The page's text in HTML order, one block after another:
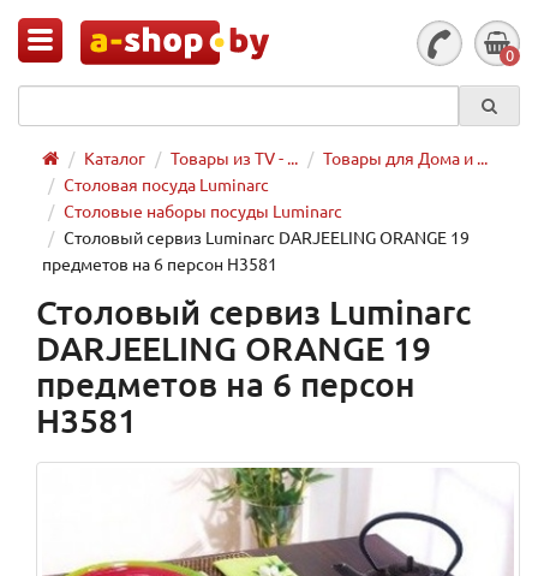
0
Каталог Товары из TV - ...
Товары для Дома и ...
Столовая посуда Luminarc
Столовые наборы посуды Luminarc
Столовый сервиз Luminarc DARJEELING ORANGE 19
предметов на 6 персон H3581
Столовый сервиз Luminarc
DARJEELING ORANGE 19
предметов на 6 персон
H3581